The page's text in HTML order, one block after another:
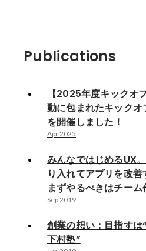
Publications
【2025年度キックオ
動に包まれたキック
を開催しました！
Apr 2025
みんなではじめるUX
り入れてアプリを改善
まずやるべきはチーム
Sep 2019
創業の想い：目指すは
下村塾”